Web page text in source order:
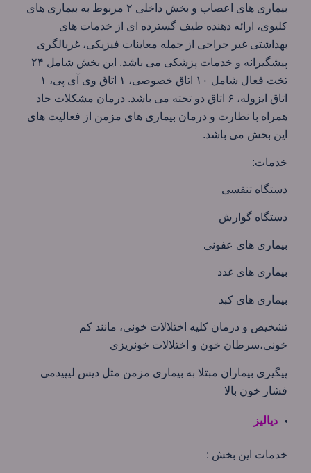
بیماری های اعصاب و بخش داخلی ۲ مربوط به بیماری های
کلیوی، ارائه دهنده طیف گسترده ای از خدمات های
بهداشتی غیر جراحی از جمله معاینات فیزیکی، غربالگری
پیشگیرانه و خدمات پزشکی می باشد. این بخش شامل ۲۴
تخت فعال شامل ۱۰ اتاق خصوصی، ۱ اتاق وی آی پی، ۱
اتاق ایزوله، ۶ اتاق دو تخته می باشد. درمان مشکلات حاد
همراه با نظارت و درمان بیماری های مزمن از فعالیت های
این بخش می باشد.
خدمات:
دستگاه تنفسی
دستگاه گوارش
بیماری های عفونی
بیماری های غدد
بیماری های کبد
تشخیص و درمان کلیه اختلالات خونی، مانند کم
خونی،سرطان خون و اختلالات خونریزی
پیگیری بیماران مبتلا به بیماری مزمن مثل دیس لیپیدمی
فشار خون بالا
دیالیز
خدمات این بخش :